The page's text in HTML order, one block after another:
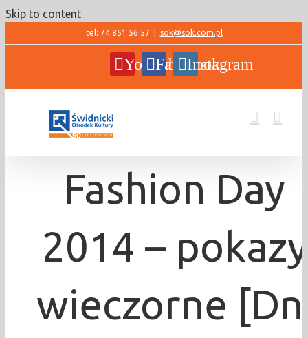
Skip to content
tel: 74 851 56 57 sok@sok.com.pl
YouTubeFacebookInstagram
Fashion Day
2014 – pokazy
wieczorne